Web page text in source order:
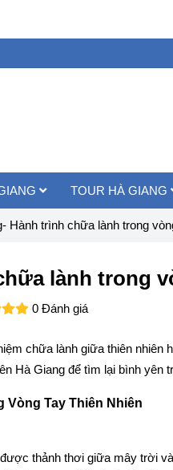
TOUR HÀ GIANG
Hành trình chữa lành trong
lành trong
0 Đánh giá
chữa lành giữa thiên nhiên
Hà Giang để tìm lại bình yên
Vòng Tay Thiên Nhiên
thảnh thơi giữa mây trời